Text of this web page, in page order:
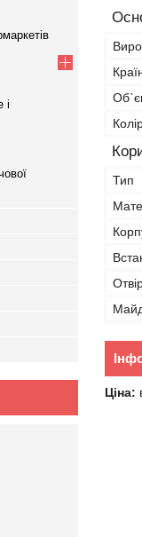
Тип
Ціна:
і